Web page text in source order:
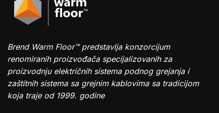
Brend Warm Floor™ predstavlja konzorcijum
renomiranih proizvođača specijalizovanih za
proizvodnju električnih sistema podnog grejanja i
zaštitnih sistema sa grejnim kablovima sa tradicijom
koja traje od 1999. godine